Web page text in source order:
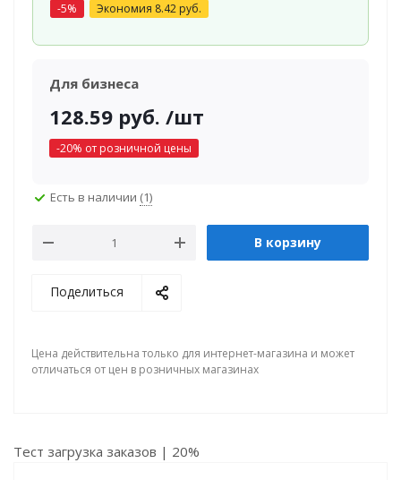
-5% Экономия 8.42руб.
Для бизнеса
128.59 руб. /шт
-20% от розничной цены
Есть в наличии (1)
В корзину
Поделиться
Цена действительна только для интернет-магазина и может
отличаться от цен в розничных магазинах
Тест загрузка заказов | 20%